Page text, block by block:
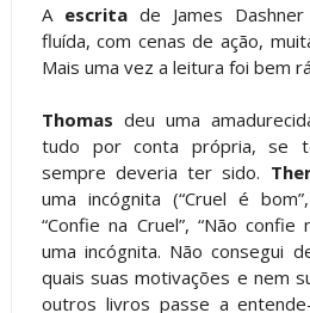
A escritade James Dashner
fluída, com cenas de ação,
Mais uma vez a leitura foi bem
Thomas deu uma
tudo por conta própria, se
sempre deveria ter sido.
uma incógnita (“Cruel é
“Confie na Cruel”, “Não confie
uma incógnita. Não consegui
quais suas motivações e nem
outros livros passe a